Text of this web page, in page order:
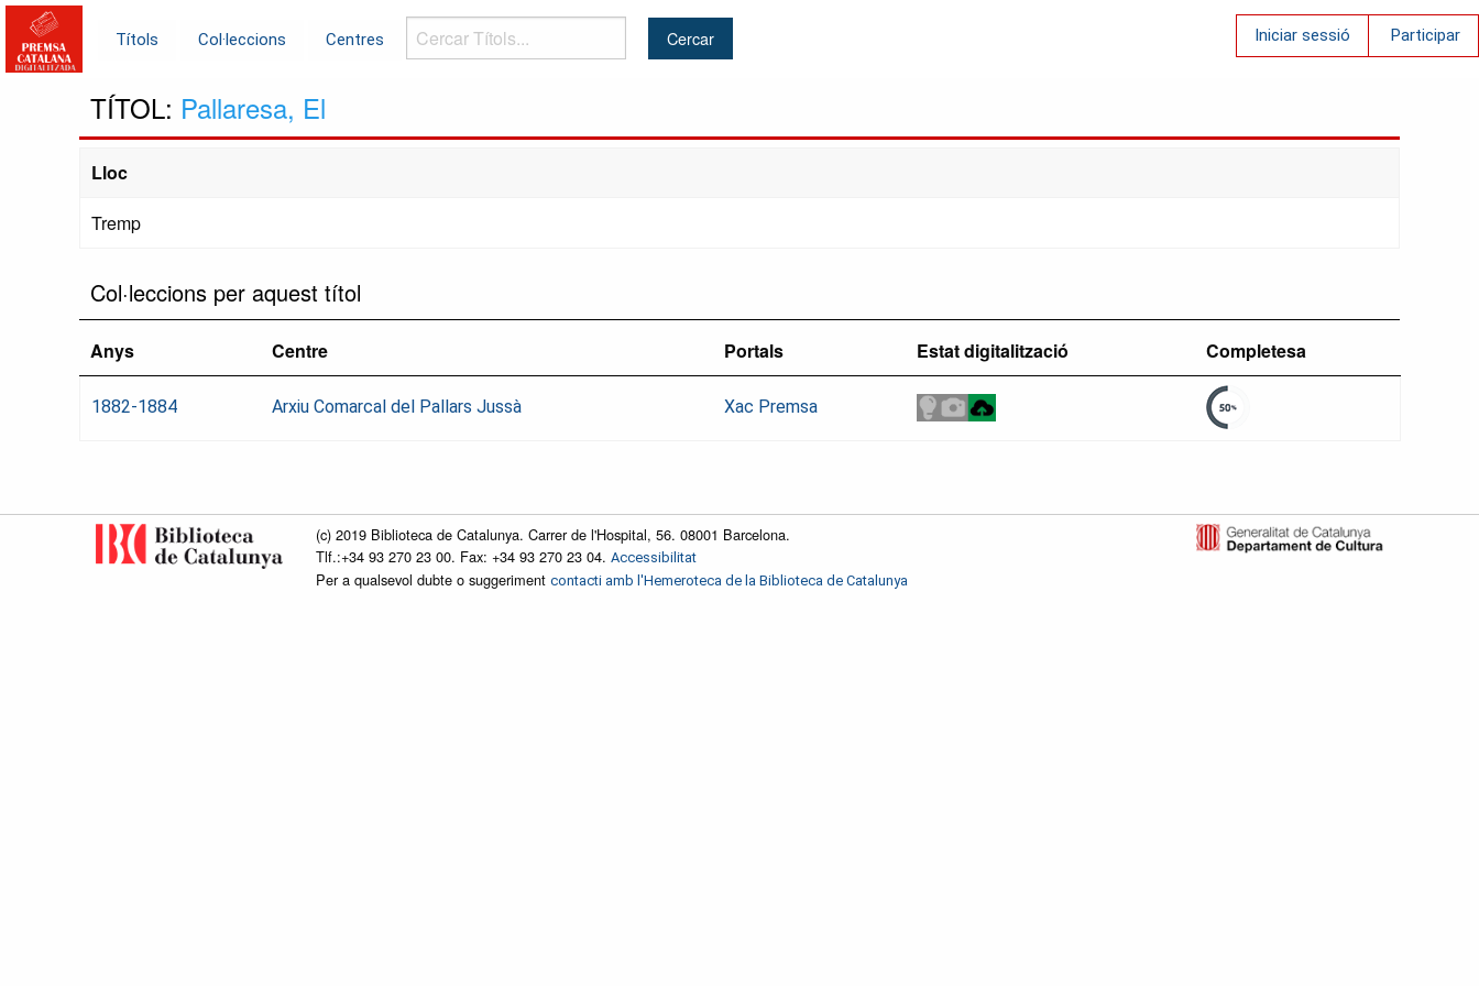
Títols Col·leccions Centres
Cercar
Títols...
Iniciar sessió Participar
TÍTOL: Pallaresa, El
Lloc
Tremp
Col·leccions per aquest títol
Anys Centre Portals Estat digitalització Completesa
1882-1884 Arxiu Comarcal del Pallars Jussà Xac Premsa
(c) 2019 Biblioteca de Catalunya. Carrer de l'Hospital, 56. 08001 Barcelona.
Tlf.:+34 93 270 23 00. Fax: +34 93 270 23 04. Accessibilitat
Per a qualsevol dubte o suggeriment contacti amb l'Hemeroteca de la Biblioteca de Catalunya